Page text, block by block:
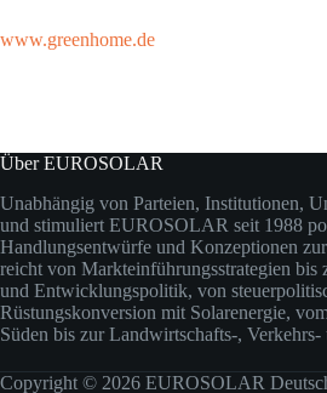
www.greenhome.de
Über EUROSOLAR
Unabhängig von Parteien, Institutionen,
und stimuliert EUROSOLAR seit 1988
Handlungsentwürfe und Konzeptionen
reicht von Markteinführungsstrategien bis
und Entwicklungspolitik, von
Rüstungskonversion mit Solarenergie,
Süden bis zur Landwirtschafts-,
Copyright © 2026 EUROSOLAR